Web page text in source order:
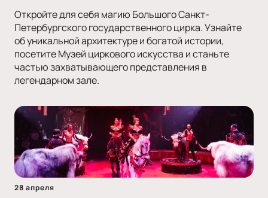
Откройте для себя магию Большого Санкт-
Петербургского государственного цирка. Узнайте
об уникальной архитектуре и богатой истории,
посетите Музей циркового искусства и станьте
частью захватывающего представления в
легендарном зале.
28 апреля